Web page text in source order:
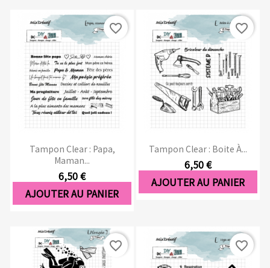
Tampon Clear : Papa,
Maman...
6,50 €
AJOUTER AU PANIER
favorite_border
Tampon Clear : Boite À...
6,50 €
AJOUTER AU PANIER
favorite_border
favorite_border favorite_border